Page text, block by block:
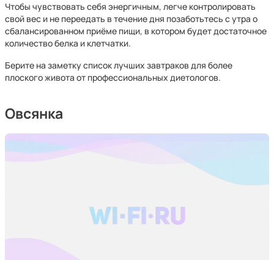
Чтобы чувствовать себя энергичным, легче контролировать
свой вес и не переедать в течение дня позаботьтесь с утра о
сбалансированном приёме пищи, в котором будет достаточное
количество белка и клетчатки.
Берите на заметку список лучших завтраков для более
плоского живота от профессиональных диетологов.
Овсянка